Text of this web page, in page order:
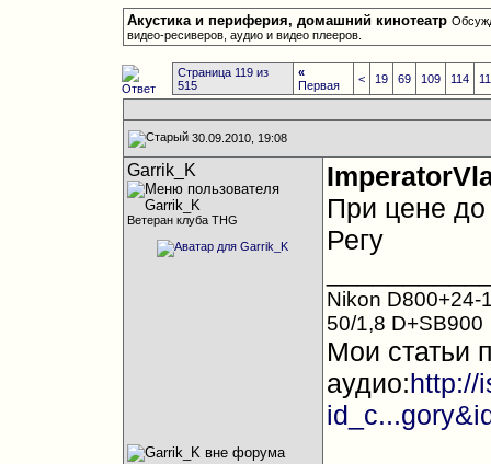
Акустика и периферия, домашний кинотеатр
видео-ресиверов, аудио и видео плееров.
Страница 119 из
515
«
Первая
< 19 69 109 114
30.09.2010, 19:08
Garrik_K
Ветеран клуба THG
При цене
Регу
Nikon D800+24-
50/1,8 D+SB900
Мои статьи
аудио:http://